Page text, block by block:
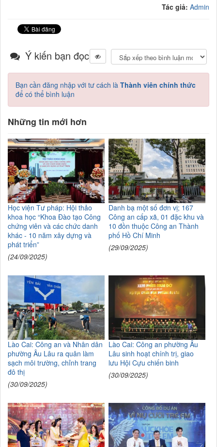
Tác giả: Admin
Ý kiến bạn đọc
Bạn cần đăng nhập với tư cách là Thành viên chính thức
để có thể bình luận
Những tin mới hơn
Học viện Tư pháp: Hội thảo
khoa học “Khoa Đào tạo Công
chứng viên và các chức danh
khác - 10 năm xây dựng và
phát triển”
(24/09/2025)
Danh bạ một số đơn vị; 167
Công an cấp xã, 01 đặc khu và
10 đồn thuộc Công an Thành
phố Hồ Chí Minh
(29/09/2025)
Lào Cai: Công an và Nhân dân
phường Âu Lâu ra quân làm
sạch môi trường, chỉnh trang
đô thị
(30/09/2025)
Lào Cai: Công an phường Âu
Lâu sinh hoạt chính trị, giao
lưu Hội Cựu chiến binh
(30/09/2025)